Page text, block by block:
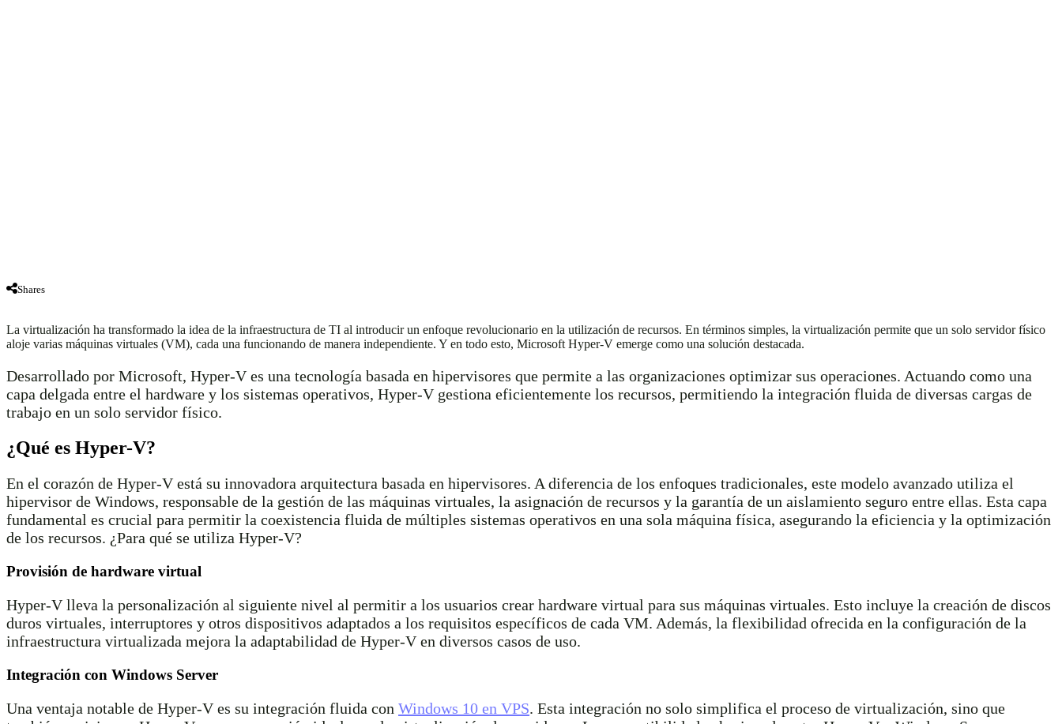
Shares
La virtualización ha transformado la idea de la infraestructura de TI al introducir un enfoque revolucionario en la utilización de recursos. En términos simples, la virtualización permite que un solo servidor físico
aloje varias máquinas virtuales (VM), cada una funcionando de manera independiente. Y en todo esto, Microsoft Hyper-V emerge como una solución destacada.
Desarrollado por Microsoft, Hyper-V es una tecnología basada en hipervisores que permite a las organizaciones optimizar sus operaciones. Actuando como una
capa delgada entre el hardware y los sistemas operativos, Hyper-V gestiona eficientemente los recursos, permitiendo la integración fluida de diversas cargas de
trabajo en un solo servidor físico.
¿Qué es Hyper-V?
En el corazón de Hyper-V está su innovadora arquitectura basada en hipervisores. A diferencia de los enfoques tradicionales, este modelo avanzado utiliza el
hipervisor de Windows, responsable de la gestión de las máquinas virtuales, la asignación de recursos y la garantía de un aislamiento seguro entre ellas. Esta capa
fundamental es crucial para permitir la coexistencia fluida de múltiples sistemas operativos en una sola máquina física, asegurando la eficiencia y la optimización
de los recursos. ¿Para qué se utiliza Hyper-V?
Provisión de hardware virtual
Hyper-V lleva la personalización al siguiente nivel al permitir a los usuarios crear hardware virtual para sus máquinas virtuales. Esto incluye la creación de discos
duros virtuales, interruptores y otros dispositivos adaptados a los requisitos específicos de cada VM. Además, la flexibilidad ofrecida en la configuración de la
infraestructura virtualizada mejora la adaptabilidad de Hyper-V en diversos casos de uso.
Integración con Windows Server
Una ventaja notable de Hyper-V es su integración fluida con Windows 10 en VPS. Esta integración no solo simplifica el proceso de virtualización, sino que